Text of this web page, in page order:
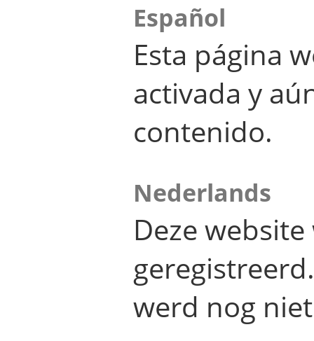
Español
Esta página
activada y
contenido.
Nederlands
Deze
werd nog